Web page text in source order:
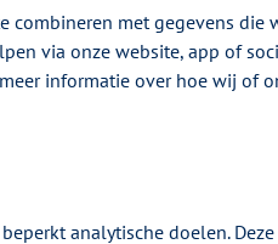
met gegevens die
via onze website, app of
informatie over hoe wij of
analytische doelen.